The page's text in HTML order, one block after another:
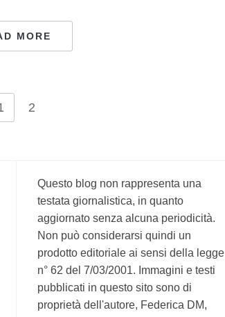
MORE
2
Questo blog non rappresenta una
testata giornalistica, in quanto
aggiornato senza alcuna periodicità.
Non può considerarsi quindi un
prodotto editoriale ai sensi della legge
n° 62 del 7/03/2001. Immagini e testi
pubblicati in questo sito sono di
proprietà dell'autore, Federica DM,